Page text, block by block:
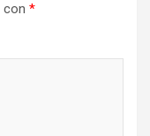
con *